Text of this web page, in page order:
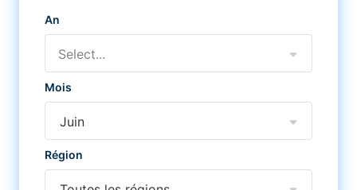
An
Select...
Mois
Juin
Région